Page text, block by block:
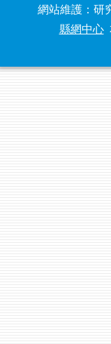
網站維護：研
縣網中心